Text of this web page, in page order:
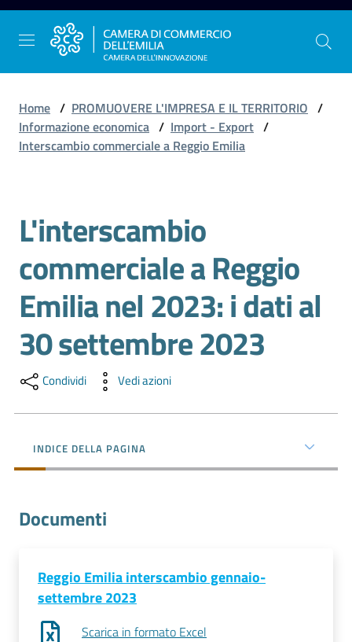
Vai al contenuto
Vai alla navigazione
Vai al footer
Gestire
l'impresa
Promuovere
l'impresa
e
territorio
e
L'impresa
Home / PROMUOVERE L'IMPRESA E IL TERRITORIO /
Informazione economica / Import - Export /
Interscambio commerciale a Reggio Emilia
Salta al contenuto
L'interscambio
commerciale a Reggio
Emilia nel 2023: i dati al
30 settembre 2023
Condividi Vedi azioni
INDICE DELLA PAGINA
Documenti
Reggio Emilia interscambio gennaio-
settembre 2023
Scarica in formato Excel